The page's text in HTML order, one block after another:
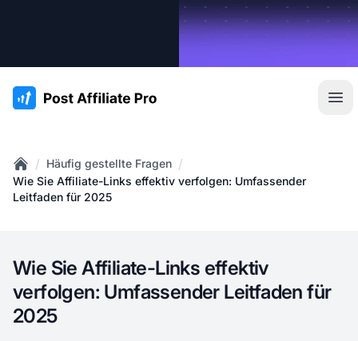
:site.title
Home
/ Häufig gestellte Fragen /
Wie Sie Affiliate-Links effektiv verfolgen: Umfassender
Leitfaden für 2025
Wie Sie Affiliate-Links effektiv
verfolgen: Umfassender Leitfaden für
2025